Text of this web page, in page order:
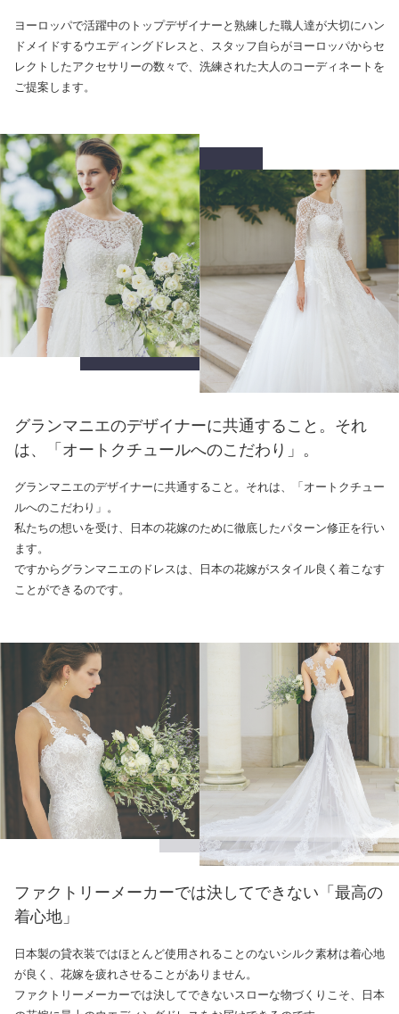
ヨーロッパで活躍中のトップデザイナーと熟練した職人達が大切にハン
ドメイドするウエディングドレスと、スタッフ自らがヨーロッパからセ
レクトしたアクセサリーの数々で、洗練された大人のコーディネートを
ご提案します。
グランマニエのデザイナーに共通すること。それ
は、「オートクチュールへのこだわり」。
グランマニエのデザイナーに共通すること。それは、「オートクチュー
ルへのこだわり」。
私たちの想いを受け、日本の花嫁のために徹底したパターン修正を行い
ます。
ですからグランマニエのドレスは、日本の花嫁がスタイル良く着こなす
ことができるのです。
ファクトリーメーカーでは決してできない「最高の
着心地」
日本製の貸衣装ではほとんど使用されることのないシルク素材は着心地
が良く、花嫁を疲れさせることがありません。
ファクトリーメーカーでは決してできないスローな物づくりこそ、日本